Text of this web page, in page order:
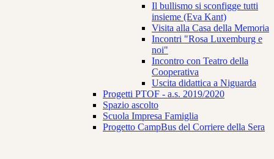
Il bullismo si sconfigge tutti
insieme (Eva Kant)
Visita alla Casa della Memoria
Incontri "Rosa Luxemburg e
noi"
Incontro con Teatro della
Cooperativa
Uscita didattica a Niguarda
Progetti PTOF - a.s. 2019/2020
Spazio ascolto
Scuola Impresa Famiglia
Progetto CampBus del Corriere della Sera